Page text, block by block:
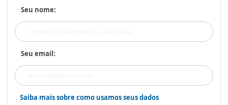
Seu nome:
Seu email:
Saiba mais sobre como usamos seus dados